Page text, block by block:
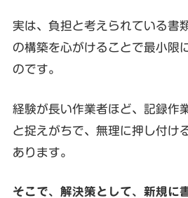
実は、負担と考えられている書
の構築を心がけることで最小限
のです。
経験が長い作業者ほど、記録作
と捉えがちで、無理に押し付け
あります。
そこで、解決策として、新規に